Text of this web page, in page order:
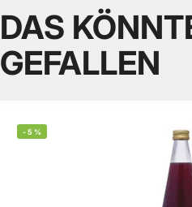
DAS
GEFALLEN
-5 %